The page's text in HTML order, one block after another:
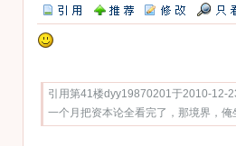
引用第41楼dyy19870201于2010-12-
一个月把资本论全看完了，那境界，